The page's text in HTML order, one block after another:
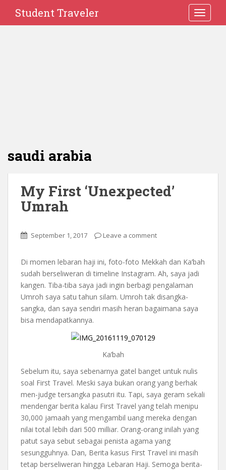
Student Traveler
saudi arabia
My First ‘Unexpected’
Umrah
September 1, 2017 Leave a comment
Di momen lebaran haji ini, foto-foto Mekkah dan Ka’bah
sudah berseliweran di timeline Instagram. Ah, saya jadi
kangen. Tiba-tiba saya jadi ingin berbagi pengalaman
Umroh saya satu tahun silam. Umroh tak disangka-
sangka, dan saya sendiri masih heran bagaimana saya
bisa mendapatkannya.
Ka’bah
Sebelum itu, saya sebenarnya gatel banget untuk nulis
soal First Travel. Meski saya bukan orang yang berhak
men-judge tersangka pasutri itu. Tapi, saya geram sekali
mendengar berita kalau First Travel yang telah menipu
30,000 jamaah yang mengambil uang mereka dengan
nilai total lebih dari 500 milliar. Orang-orang inilah yang
patut saya sebut sebagai penista agama yang
sesungguhnya. Dan, Berita kasus First Travel ini masih
tetap berseliweran hingga Lebaran Haji. Semoga berita-